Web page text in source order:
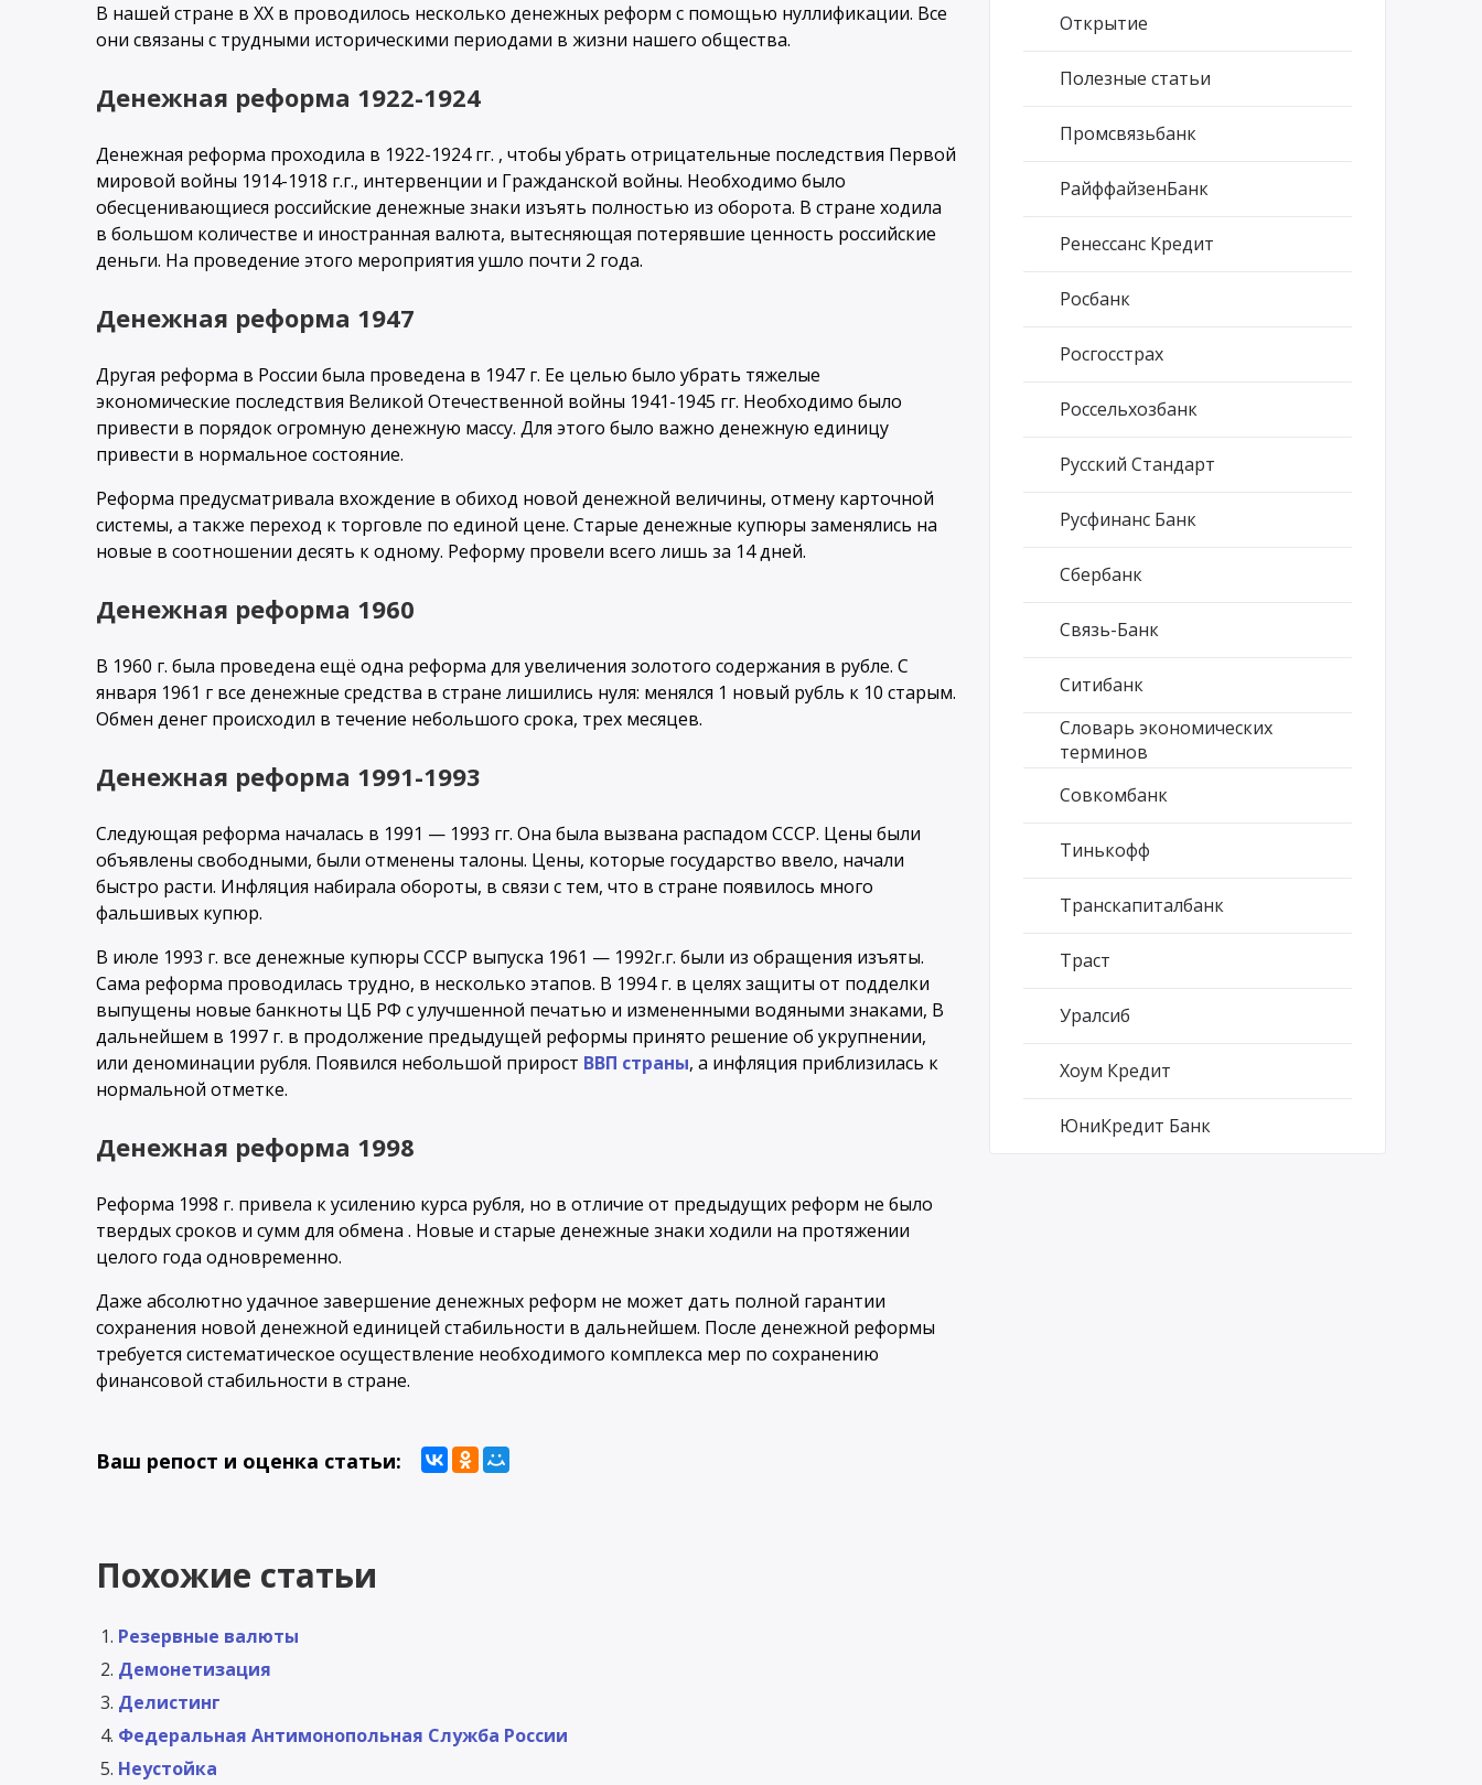
В нашей стране в ХХ в проводилось несколько денежных реформ с помощью нуллификации. Все
они связаны с трудными историческими периодами в жизни нашего общества.
Денежная реформа 1922-1924
Денежная реформа проходила в 1922-1924 гг. , чтобы убрать отрицательные последствия Первой
мировой войны 1914-1918 г.г., интервенции и Гражданской войны. Необходимо было
обесценивающиеся российские денежные знаки изъять полностью из оборота. В стране ходила
в большом количестве и иностранная валюта, вытесняющая потерявшие ценность российские
деньги. На проведение этого мероприятия ушло почти 2 года.
Денежная реформа 1947
Другая реформа в России была проведена в 1947 г. Ее целью было убрать тяжелые
экономические последствия Великой Отечественной войны 1941-1945 гг. Необходимо было
привести в порядок огромную денежную массу. Для этого было важно денежную единицу
привести в нормальное состояние.
Реформа предусматривала вхождение в обиход новой денежной величины, отмену карточной
системы, а также переход к торговле по единой цене. Старые денежные купюры заменялись на
новые в соотношении десять к одному. Реформу провели всего лишь за 14 дней.
Денежная реформа 1960
В 1960 г. была проведена ещё одна реформа для увеличения золотого содержания в рубле. С
января 1961 г все денежные средства в стране лишились нуля: менялся 1 новый рубль к 10 старым.
Обмен денег происходил в течение небольшого срока, трех месяцев.
Денежная реформа 1991-1993
Следующая реформа началась в 1991 — 1993 гг. Она была вызвана распадом СССР. Цены были
объявлены свободными, были отменены талоны. Цены, которые государство ввело, начали
быстро расти. Инфляция набирала обороты, в связи с тем, что в стране появилось много
фальшивых купюр.
В июле 1993 г. все денежные купюры СССР выпуска 1961 — 1992г.г. были из обращения изъяты.
Сама реформа проводилась трудно, в несколько этапов. В 1994 г. в целях защиты от подделки
выпущены новые банкноты ЦБ РФ с улучшенной печатью и измененными водяными знаками, В
дальнейшем в 1997 г. в продолжение предыдущей реформы принято решение об укрупнении,
или деноминации рубля. Появился небольшой прирост ВВП страны, а инфляция приблизилась к
нормальной отметке.
Денежная реформа 1998
Реформа 1998 г. привела к усилению курса рубля, но в отличие от предыдущих реформ не было
твердых сроков и сумм для обмена . Новые и старые денежные знаки ходили на протяжении
целого года одновременно.
Даже абсолютно удачное завершение денежных реформ не может дать полной гарантии
сохранения новой денежной единицей стабильности в дальнейшем. После денежной реформы
требуется систематическое осуществление необходимого комплекса мер по сохранению
финансовой стабильности в стране.
Ваш репост и оценка статьи:
Похожие статьи
Резервные валюты
Демонетизация
Делистинг
Федеральная Антимонопольная Служба России
Неустойка
Открытие
Полезные статьи
Промсвязьбанк
РайффайзенБанк
Ренессанс Кредит
Росбанк
Росгосстрах
Россельхозбанк
Русский Стандарт
Русфинанс Банк
Сбербанк
Связь-Банк
Ситибанк
Словарь экономических
терминов
Совкомбанк
Тинькофф
Транскапиталбанк
Траст
Уралсиб
Хоум Кредит
ЮниКредит Банк